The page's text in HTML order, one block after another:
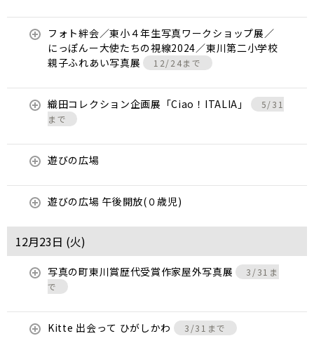
フォト絆会／東小４年生写真ワークショップ展／
にっぽんー大使たちの視線2024／東川第二小学校
親子ふれあい写真展
12/24まで
織田コレクション企画展「Ciao！ITALIA」
5/31
まで
遊びの広場
遊びの広場 午後開放(０歳児)
12月23日 (火)
写真の町東川賞歴代受賞作家屋外写真展
3/31ま
で
Kitte 出会って ひがしかわ 3/31まで